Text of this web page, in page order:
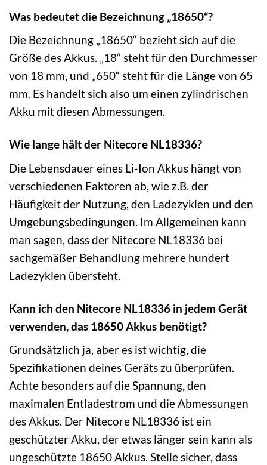
Was bedeutet die Bezeichnung „18650“?
Die Bezeichnung „18650“ bezieht sich auf die
Größe des Akkus. „18“ steht für den Durchmesser
von 18 mm, und „650“ steht für die Länge von 65
mm. Es handelt sich also um einen zylindrischen
Akku mit diesen Abmessungen.
Wie lange hält der Nitecore NL18336?
Die Lebensdauer eines Li-Ion Akkus hängt von
verschiedenen Faktoren ab, wie z.B. der
Häufigkeit der Nutzung, den Ladezyklen und den
Umgebungsbedingungen. Im Allgemeinen kann
man sagen, dass der Nitecore NL18336 bei
sachgemäßer Behandlung mehrere hundert
Ladezyklen übersteht.
Kann ich den Nitecore NL18336 in jedem Gerät
verwenden, das 18650 Akkus benötigt?
Grundsätzlich ja, aber es ist wichtig, die
Spezifikationen deines Geräts zu überprüfen.
Achte besonders auf die Spannung, den
maximalen Entladestrom und die Abmessungen
des Akkus. Der Nitecore NL18336 ist ein
geschützter Akku, der etwas länger sein kann als
ungeschützte 18650 Akkus. Stelle sicher, dass